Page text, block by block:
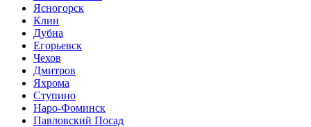
Ясногорск
Клин
Дубна
Егорьевск
Чехов
Дмитров
Яхрома
Ступино
Наро-Фоминск
Павловский Посад